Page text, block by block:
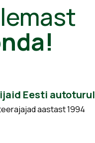
Eesti autoturul
aastast 1994